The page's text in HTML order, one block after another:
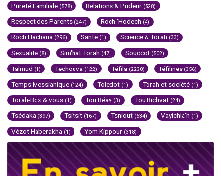
Pureté Familiale (578) Relations & Pudeur (528)
Respect des Parents (247) Roch 'Hodech (4)
Roch Hachana (296) Santé (1) Science & Torah (33)
Sexualité (8) Sim'hat Torah (47) Souccot (502)
Talmud (1) Techouva (122) Téfila (2230) Téfilines (356)
Temps Messianique (124) Toledot (1) Torah et société (1)
Torah-Box & vous (1) Tou Béav (3) Tou Bichvat (24)
Tsédaka (397) Tsitsit (167) Tsniout (634) Vayichla'h (1)
Vézot Haberakha (1) Yom Kippour (318)